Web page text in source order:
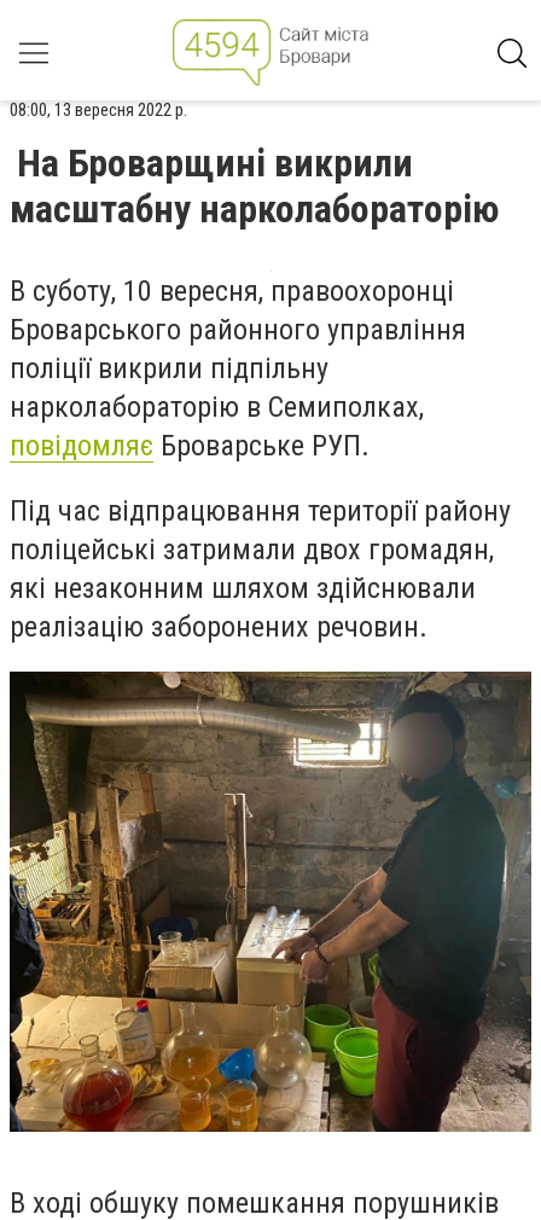
08:00, 13 вересня 2022 р.
На Броварщині викрили
масштабну нарколабораторію
В суботу, 10 вересня, правоохоронці
Броварського районного управління
поліції викрили підпільну
нарколабораторію в Семиполках,
повідомляє Броварське РУП.
Під час відпрацювання території району
поліцейські затримали двох громадян,
які незаконним шляхом здійснювали
реалізацію заборонених речовин.
В ході обшуку помешкання порушників